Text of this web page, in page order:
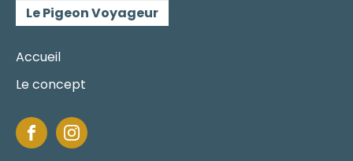
Le Pigeon Voyageur
Accueil
Le concept